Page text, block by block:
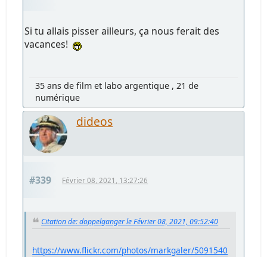
Si tu allais pisser ailleurs, ça nous ferait des
vacances!
35 ans de film et labo argentique , 21 de
numérique
dideos
#339 Février 08, 2021, 13:27:26
Citation de: doppelganger le Février 08, 2021, 09:52:40
https://www.flickr.com/photos/markgaler/5091540